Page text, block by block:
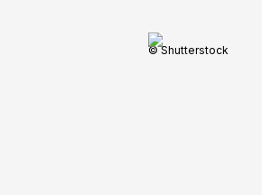
© Shutterstock